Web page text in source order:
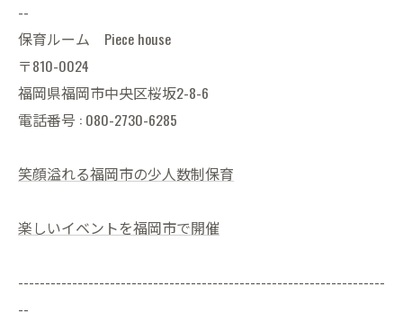
--
保育ルーム Piece house
〒810-0024
福岡県福岡市中央区桜坂2-8-6
電話番号 : 080-2730-6285
笑顔溢れる福岡市の少人数制保育
楽しいイベントを福岡市で開催
--------------------------------------------------------------------
--